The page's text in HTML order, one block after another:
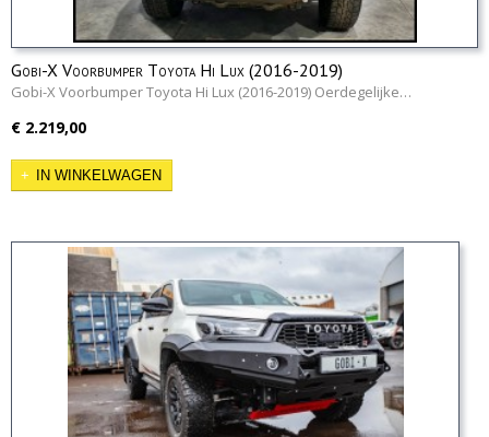
Gobi-X Voorbumper Toyota Hi Lux (2016-2019)
Gobi-X Voorbumper Toyota Hi Lux (2016-2019) Oerdegelijke…
€ 2.219,00
IN WINKELWAGEN